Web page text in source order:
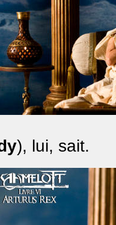
), lui, sait.